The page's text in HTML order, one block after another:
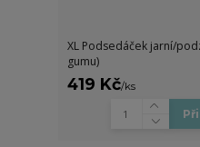
XL Podsedáček jarní/
gumu)
419 Kč/ks